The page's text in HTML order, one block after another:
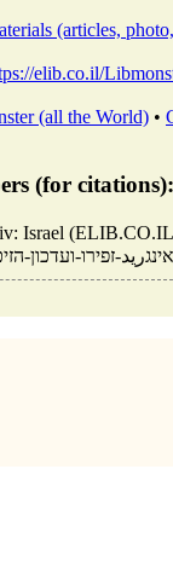
(articles,
elib.co.il/
(all the World) •
(for citations):